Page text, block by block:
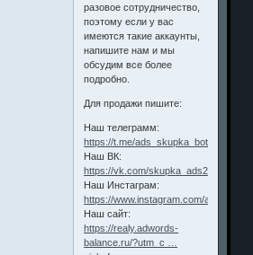
разовое сотрудничество,
поэтому если у вас
имеются такие аккаунты,
напишите нам и мы
обсудим все более
подробно.
Для продажи пишите:
Наш телеграмм:
https://t.me/ads_skupka_bot
Наш ВК:
https://vk.com/skupka_ads24
Наш Инстаграм:
https://www.instagram.com/
Наш сайт:
https://realy.adwords-
balance.ru/?utm_c …